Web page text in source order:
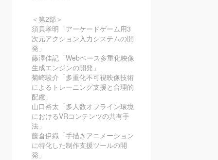
＜第2部＞
須貝孝明「アーケードゲーム用3
次元アクション入力システムの開
発」
藤澤佳記「Webベース多重化映像
生成エンジンの開発」
菊崎駿介「多重化不可視映像技術
によるトレーニング支援と合理的
配慮」
山口裕太「多人数オフライン環境
におけるVRコンテンツの共有手
法」
藤倉伊織「手描きアニメーション
に特化した制作支援ツールの開
発」